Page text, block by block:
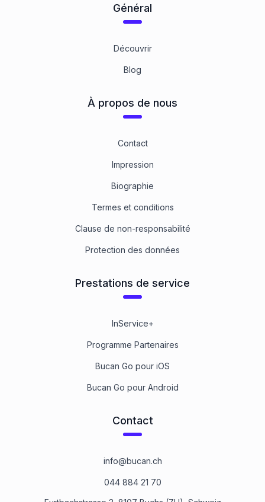
Général
Découvrir
Blog
À propos de nous
Contact
Impression
Biographie
Termes et conditions
Clause de non-responsabilité
Protection des données
Prestations de service
InService+
Programme Partenaires
Bucan Go pour iOS
Bucan Go pour Android
Contact
info@bucan.ch
044 884 21 70